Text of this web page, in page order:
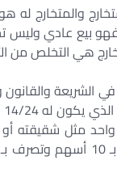
والمتخارج له
بيع عادي وليس
هي التخلص من
والقانون